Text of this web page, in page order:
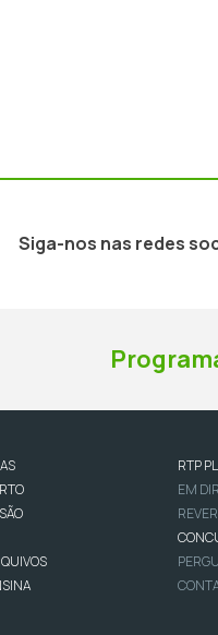
Siga-nos nas redes
RTP
EM